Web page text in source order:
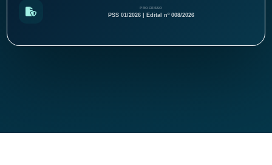
PROCESSO
PSS 01/2026 | Edital nº 008/2026